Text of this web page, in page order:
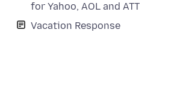
for Yahoo, AOL and ATT
Vacation Response